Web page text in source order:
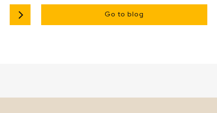
Go to blog